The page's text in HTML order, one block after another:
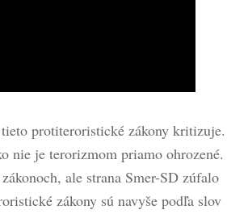
protiteroristické zákony kritizuje.
nie je terorizmom priamo ohrozené.
ale strana Smer-SD zúfalo
zákony sú navyše podľa slov